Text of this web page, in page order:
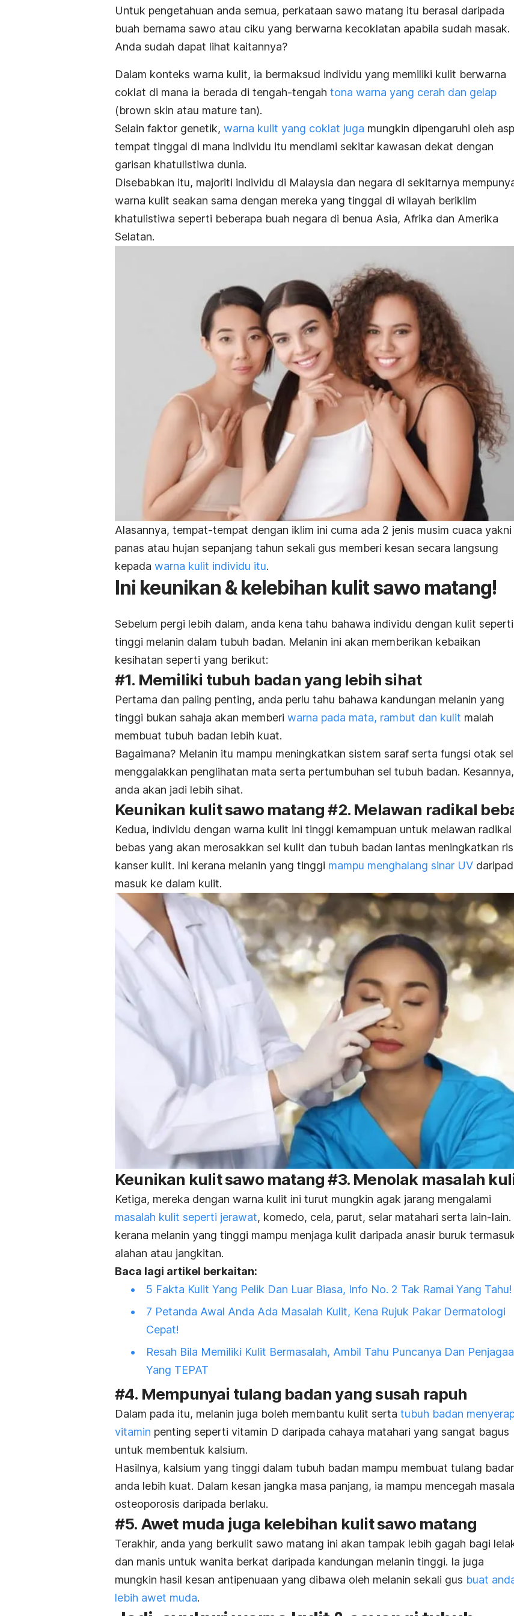
Untuk pengetahuan anda semua, perkataan sawo matang itu berasal daripada
buah bernama sawo atau ciku yang berwarna kecoklatan apabila sudah masak.
Anda sudah dapat lihat kaitannya?
Dalam konteks warna kulit, ia bermaksud individu yang memiliki kulit berwarna
coklat di mana ia berada di tengah-tengah tona warna yang cerah dan gelap
(brown skin atau mature tan).
Selain faktor genetik, warna kulit yang coklat juga mungkin dipengaruhi oleh
tempat tinggal di mana individu itu mendiami sekitar kawasan dekat dengan
garisan khatulistiwa dunia.
Disebabkan itu, majoriti individu di Malaysia dan negara di sekitarnya
warna kulit seakan sama dengan mereka yang tinggal di wilayah beriklim
khatulistiwa seperti beberapa buah negara di benua Asia, Afrika dan Amerika
Selatan.
Alasannya, tempat-tempat dengan iklim ini cuma ada 2 jenis musim cuaca yakni
panas atau hujan sepanjang tahun sekali gus memberi kesan secara langsung
kepada warna kulit individu itu.
Ini keunikan & kelebihan kulit sawo matang!
Sebelum pergi lebih dalam, anda kena tahu bahawa individu dengan kulit
tinggi melanin dalam tubuh badan. Melanin ini akan memberikan kebaikan
kesihatan seperti yang berikut:
#1. Memiliki tubuh badan yang lebih sihat
Pertama dan paling penting, anda perlu tahu bahawa kandungan melanin yang
tinggi bukan sahaja akan memberi warna pada mata, rambut dan kulit malah
membuat tubuh badan lebih kuat.
Bagaimana? Melanin itu mampu meningkatkan sistem saraf serta fungsi otak
menggalakkan penglihatan mata serta pertumbuhan sel tubuh badan. Kesannya,
anda akan jadi lebih sihat.
Keunikan kulit sawo matang #2. Melawan radikal
Kedua, individu dengan warna kulit ini tinggi kemampuan untuk melawan radikal
bebas yang akan merosakkan sel kulit dan tubuh badan lantas meningkatkan
kanser kulit. Ini kerana melanin yang tinggi mampu menghalang sinar UV
masuk ke dalam kulit.
Keunikan kulit sawo matang #3. Menolak masalah
Ketiga, mereka dengan warna kulit ini turut mungkin agak jarang mengalami
masalah kulit seperti jerawat, komedo, cela, parut, selar matahari serta lain-lain.
kerana melanin yang tinggi mampu menjaga kulit daripada anasir buruk
alahan atau jangkitan.
Baca lagi artikel berkaitan:
5 Fakta Kulit Yang Pelik Dan Luar Biasa, Info No. 2 Tak Ramai Yang Tahu!
7 Petanda Awal Anda Ada Masalah Kulit, Kena Rujuk Pakar Dermatologi
Cepat!
Resah Bila Memiliki Kulit Bermasalah, Ambil Tahu Puncanya Dan
Yang TEPAT
#4. Mempunyai tulang badan yang susah rapuh
Dalam pada itu, melanin juga boleh membantu kulit serta tubuh badan
vitamin penting seperti vitamin D daripada cahaya matahari yang sangat bagus
untuk membentuk kalsium.
Hasilnya, kalsium yang tinggi dalam tubuh badan mampu membuat tulang
anda lebih kuat. Dalam kesan jangka masa panjang, ia mampu mencegah
osteoporosis daripada berlaku.
#5. Awet muda juga kelebihan kulit sawo matang
Terakhir, anda yang berkulit sawo matang ini akan tampak lebih gagah bagi
dan manis untuk wanita berkat daripada kandungan melanin tinggi. Ia juga
mungkin hasil kesan antipenuaan yang dibawa oleh melanin sekali gus buat
lebih awet muda.